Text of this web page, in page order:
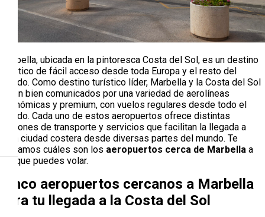
Marbella, ubicada en la pintoresca Costa del Sol, es un destino
turístico de fácil acceso desde toda Europa y el resto del
mundo. Como destino turístico líder, Marbella y la Costa del Sol
están bien comunicados por una variedad de aerolíneas
económicas y premium, con vuelos regulares desde todo el
mundo. Cada uno de estos aeropuertos ofrece distintas
opciones de transporte y servicios que facilitan la llegada a
esta ciudad costera desde diversas partes del mundo. Te
contamos cuáles son los aeropuertos cerca de Marbella a
los que puedes volar.
Cinco aeropuertos cercanos a Marbella
para tu llegada a la Costa del Sol